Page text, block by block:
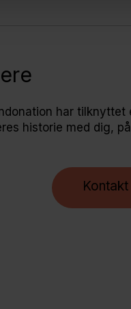
har
historie med dig,